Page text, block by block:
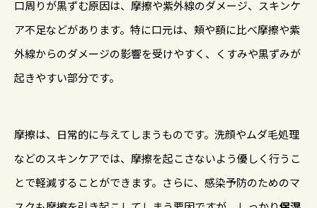
口周りが黒ずむ原因は、摩擦や紫外線のダメージ、スキンケ
ア不足などがあります。特に口元は、頬や額に比べ摩擦や紫
外線からのダメージの影響を受けやすく、くすみや黒ずみが
起きやすい部分です。
摩擦は、日常的に与えてしまうものです。洗顔やムダ毛処理
などのスキンケアでは、摩擦を起こさないよう優しく行うこ
とで軽減することができます。さらに、感染予防のためのマ